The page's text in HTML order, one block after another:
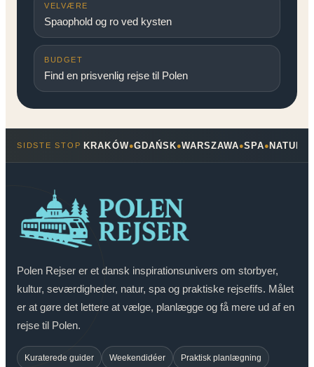
VELVÆRE
Spaophold og ro ved kysten
BUDGET
Find en prisvenlig rejse til Polen
SIDSTE STOP KRAKÓW●GDAŃSK●WARSZAWA●SPA● NATUR
Polen Rejser er et dansk inspirationsunivers om storbyer,
kultur, seværdigheder, natur, spa og praktiske rejsefifs. Målet
er at gøre det lettere at vælge, planlægge og få mere ud af en
rejse til Polen.
Kuraterede guider Weekendidéer Praktisk planlægning